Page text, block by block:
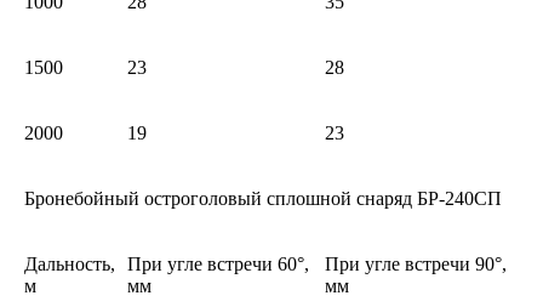
1500 23 28
2000 19 23
Бронебойный остроголовый сплошной снаряд БР-240СП
Дальность,
м
При угле встречи 60°,
мм
При угле встречи 90°,
мм